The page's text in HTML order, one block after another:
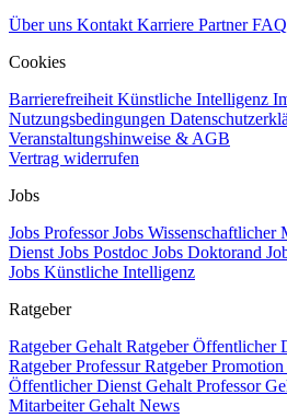
Über uns Kontakt Karriere PartnerFAQ
Cookies
Barrierefreiheit Künstliche Intelligenz
Nutzungsbedingungen
Veranstaltungshinweise & AGB
Vertrag widerrufen
Jobs
Jobs ProfessorJobs Wissenschaftlicher
Dienst Jobs Postdoc Jobs Doktorand
Jobs Künstliche Intelligenz
Ratgeber
Ratgeber Gehalt Ratgeber Öffentlicher
Ratgeber ProfessurRatgeber Promotion
Öffentlicher Dienst Gehalt Professor
Mitarbeiter Gehalt News